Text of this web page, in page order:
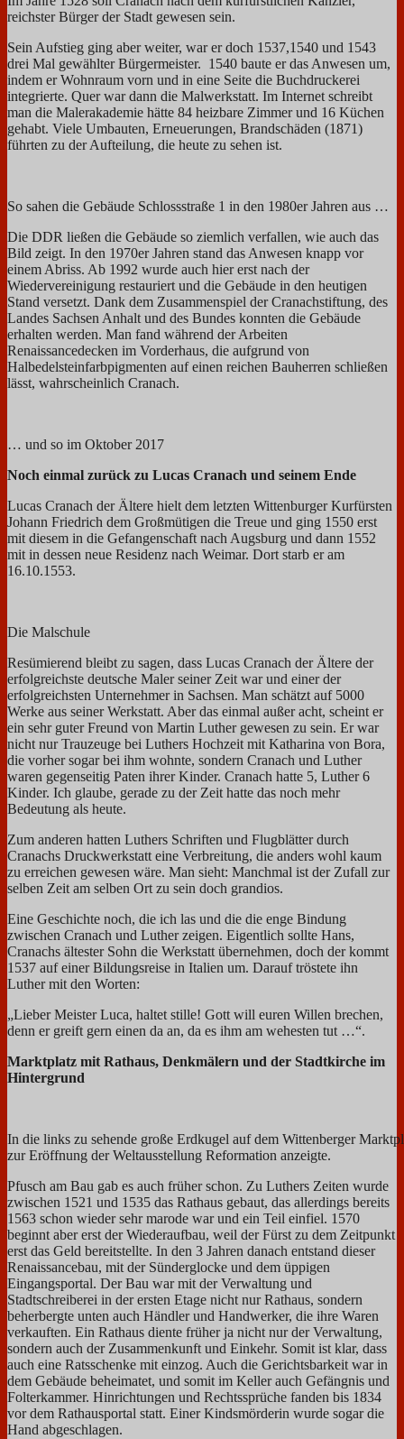
reichster Bürger der Stadt gewesen sein.
Sein Aufstieg ging aber weiter, war er doch 1537,1540 und 1543
drei Mal gewählter Bürgermeister. 1540 baute er das Anwesen um,
indem er Wohnraum vorn und in eine Seite die Buchdruckerei
integrierte. Quer war dann die Malwerkstatt. Im Internet schreibt
man die Malerakademie hätte 84 heizbare Zimmer und 16 Küchen
gehabt. Viele Umbauten, Erneuerungen, Brandschäden (1871)
führten zu der Aufteilung, die heute zu sehen ist.
So sahen die Gebäude Schlossstraße 1 in den 1980er Jahren aus …
Die DDR ließen die Gebäude so ziemlich verfallen, wie auch das
Bild zeigt. In den 1970er Jahren stand das Anwesen knapp vor
einem Abriss. Ab 1992 wurde auch hier erst nach der
Wiedervereinigung restauriert und die Gebäude in den heutigen
Stand versetzt. Dank dem Zusammenspiel der Cranachstiftung, des
Landes Sachsen Anhalt und des Bundes konnten die Gebäude
erhalten werden. Man fand während der Arbeiten
Renaissancedecken im Vorderhaus, die aufgrund von
Halbedelsteinfarbpigmenten auf einen reichen Bauherren schließen
lässt, wahrscheinlich Cranach.
… und so im Oktober 2017
Noch einmal zurück zu Lucas Cranach und seinem Ende
Lucas Cranach der Ältere hielt dem letzten Wittenburger Kurfürsten
Johann Friedrich dem Großmütigen die Treue und ging 1550 erst
mit diesem in die Gefangenschaft nach Augsburg und dann 1552
mit in dessen neue Residenz nach Weimar. Dort starb er am
16.10.1553.
Die Malschule
Resümierend bleibt zu sagen, dass Lucas Cranach der Ältere der
erfolgreichste deutsche Maler seiner Zeit war und einer der
erfolgreichsten Unternehmer in Sachsen. Man schätzt auf 5000
Werke aus seiner Werkstatt. Aber das einmal außer acht, scheint er
ein sehr guter Freund von Martin Luther gewesen zu sein. Er war
nicht nur Trauzeuge bei Luthers Hochzeit mit Katharina von Bora,
die vorher sogar bei ihm wohnte, sondern Cranach und Luther
waren gegenseitig Paten ihrer Kinder. Cranach hatte 5, Luther 6
Kinder. Ich glaube, gerade zu der Zeit hatte das noch mehr
Bedeutung als heute.
Zum anderen hatten Luthers Schriften und Flugblätter durch
Cranachs Druckwerkstatt eine Verbreitung, die anders wohl kaum
zu erreichen gewesen wäre. Man sieht: Manchmal ist der Zufall zur
selben Zeit am selben Ort zu sein doch grandios.
Eine Geschichte noch, die ich las und die die enge Bindung
zwischen Cranach und Luther zeigen. Eigentlich sollte Hans,
Cranachs ältester Sohn die Werkstatt übernehmen, doch der kommt
1537 auf einer Bildungsreise in Italien um. Darauf tröstete ihn
Luther mit den Worten:
„Lieber Meister Luca, haltet stille! Gott will euren Willen brechen,
denn er greift gern einen da an, da es ihm am wehesten tut …“.
Marktplatz mit Rathaus, Denkmälern und der Stadtkirche im
Hintergrund
In die links zu sehende große Erdkugel auf dem Wittenberger
zur Eröffnung der Weltausstellung Reformation anzeigte.
Pfusch am Bau gab es auch früher schon. Zu Luthers Zeiten wurde
zwischen 1521 und 1535 das Rathaus gebaut, das allerdings bereits
1563 schon wieder sehr marode war und ein Teil einfiel. 1570
beginnt aber erst der Wiederaufbau, weil der Fürst zu dem Zeitpunkt
erst das Geld bereitstellte. In den 3 Jahren danach entstand dieser
Renaissancebau, mit der Sünderglocke und dem üppigen
Eingangsportal. Der Bau war mit der Verwaltung und
Stadtschreiberei in der ersten Etage nicht nur Rathaus, sondern
beherbergte unten auch Händler und Handwerker, die ihre Waren
verkauften. Ein Rathaus diente früher ja nicht nur der Verwaltung,
sondern auch der Zusammenkunft und Einkehr. Somit ist klar, dass
auch eine Ratsschenke mit einzog. Auch die Gerichtsbarkeit war in
dem Gebäude beheimatet, und somit im Keller auch Gefängnis und
Folterkammer. Hinrichtungen und Rechtssprüche fanden bis 1834
vor dem Rathausportal statt. Einer Kindsmörderin wurde sogar die
Hand abgeschlagen.